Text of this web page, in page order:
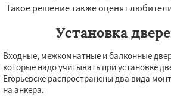
Такое решение также оценят
Установка
Входные, межкомнатные и балконные
которые надо учитывать при установке
Егорьевске распространены два вида
на анкера.